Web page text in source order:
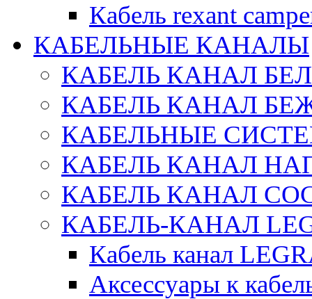
Кабель rexant
КАБЕЛЬНЫЕ КАНАЛЫ
КАБЕЛЬ КАНАЛ
КАБЕЛЬ КАНАЛ
КАБЕЛЬНЫЕ
КАБЕЛЬ КАНАЛ
КАБЕЛЬ КАНАЛ
КАБЕЛЬ-КАНАЛ
Кабель канал
Аксессуары к